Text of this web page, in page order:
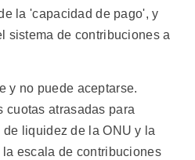
la 'capacidad de pago', y
sistema de contribuciones a
y no puede aceptarse.
cuotas atrasadas para
liquidez de la ONU y la
escala de contribuciones